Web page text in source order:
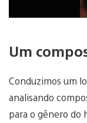
Um
Conduzimos um
analisando
para o gênero do